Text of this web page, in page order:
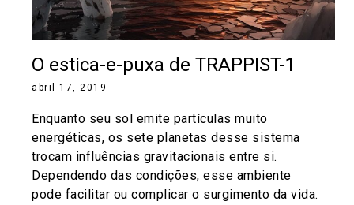
O estica-e-puxa de TRAPPIST-1
abril 17, 2019
Enquanto seu sol emite partículas muito
energéticas, os sete planetas desse sistema
trocam influências gravitacionais entre si.
Dependendo das condições, esse ambiente
pode facilitar ou complicar o surgimento da vida.